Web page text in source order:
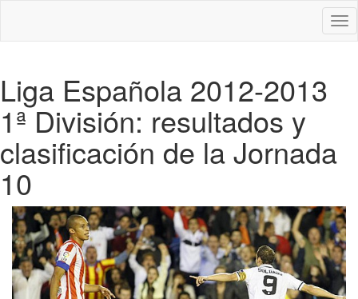
Liga Española 2012-2013
1ª División: resultados y
clasificación de la Jornada
10